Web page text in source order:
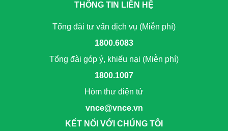
THÔNG TIN LIÊN HỆ
Tổng đài tư vấn dịch vụ (Miễn phí)
1800.6083
Tổng đài góp ý, khiếu nại (Miễn phí)
1800.1007
Hòm thư điện tử
vnce@vnce.vn
KẾT NỐI VỚI CHÚNG TÔI